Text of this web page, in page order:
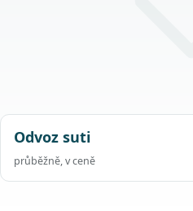
Odvoz suti
průběžně, v ceně